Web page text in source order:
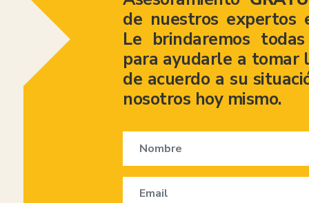
de nuestros expertos
Le brindaremos
para ayudarle a tomar
de acuerdo a su
nosotros hoy mismo.